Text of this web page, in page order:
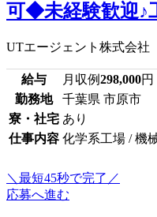
可◆未経験歓迎♪
UTエージェント株式会社
給与 月収例298,000円
勤務地
千葉県 市原市
寮・社宅 あり
仕事内容 化学系工場 / 機
＼最短45秒で完了／
応募へ進む